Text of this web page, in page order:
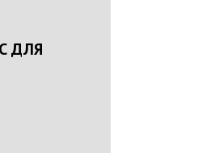
ПОГІРШЕННЯМ
РАЗІ МОБІЛІЗАЦІЇ